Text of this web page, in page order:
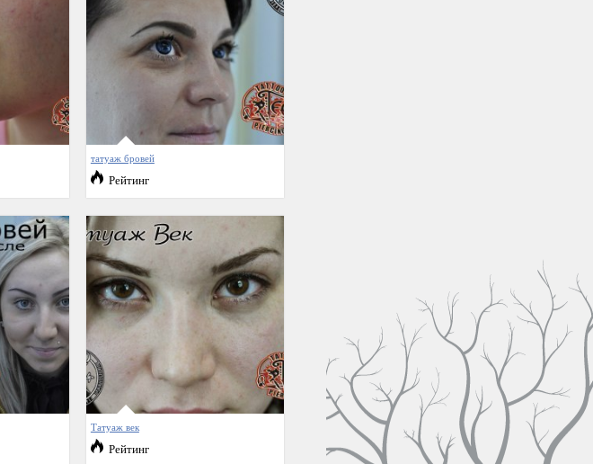
татуаж бровей
Рейтинг
Татуаж век
Рейтинг